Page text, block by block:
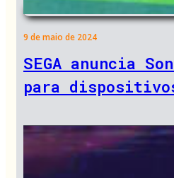
9 de maio de 2024
SEGA anuncia
para